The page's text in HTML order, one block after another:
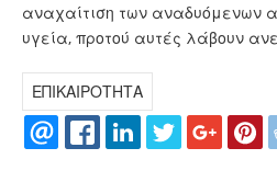
αναχαίτιση των αναδυόμενων
υγεία, προτού αυτές λάβουν
ΕΠΙΚΑΙΡΟΤΗΤΑ